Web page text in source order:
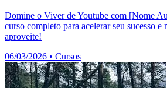
Domine o Viver de Youtube com [Nome
curso completo para acelerar seu sucesso
aproveite!
06/03/2026 • Cursos